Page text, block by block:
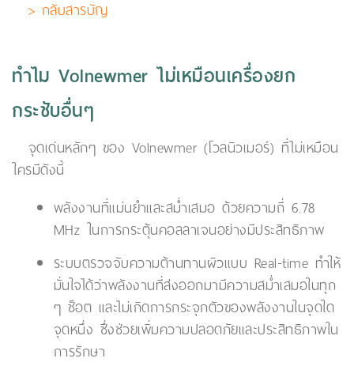
> กลับสารบัญ
ทำไม Volnewmer ไม่เหมือนเครื่องยก
กระชับอื่นๆ
จุดเด่นหลักๆ ของ Volnewmer (โวลนิวเมอร์) ที่ไม่เหมือน
ใครมีดังนี้
พลังงานที่แม่นยำและสม่ำเสมอ ด้วยความถี่ 6.78
MHz ในการกระตุ้นคอลลาเจนอย่างมีประสิทธิภาพ
ระบบตรวจจับความต้านทานผิวแบบ Real-time ทำให้
มั่นใจได้ว่าพลังงานที่ส่งออกมามีความสม่ำเสมอในทุก
ๆ ช็อต และไม่เกิดการกระจุกตัวของพลังงานในจุดใด
จุดหนึ่ง ซึ่งช่วยเพิ่มความปลอดภัยและประสิทธิภาพใน
การรักษา